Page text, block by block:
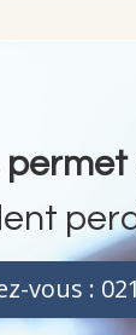
permet
vous :